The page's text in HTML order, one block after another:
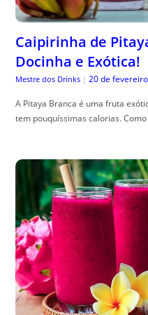
Caipirinha de
Docinha e Exótica!
Mestre dos Drinks | 20 de
A Pitaya Branca é uma fruta
tem pouquíssimas calorias.